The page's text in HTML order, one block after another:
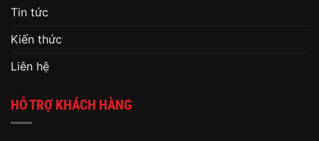
Tin tức
Kiến thức
Liên hệ
HỖ TRỢ KHÁCH HÀNG